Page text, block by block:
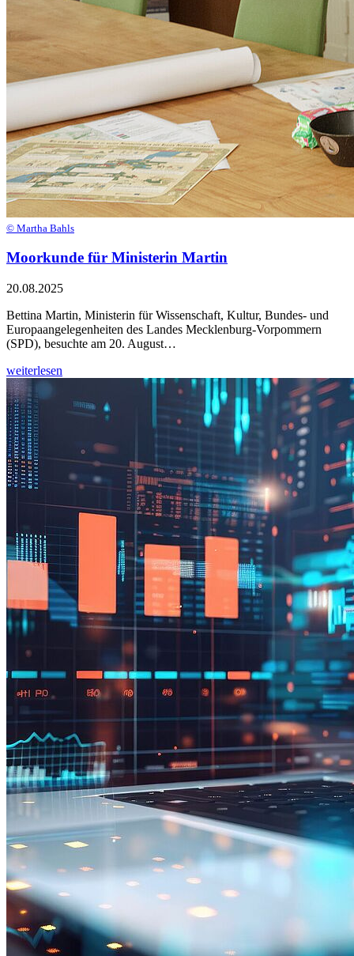
© Martha Bahls
Moorkunde für Ministerin Martin
20.08.2025
Bettina Martin, Ministerin für Wissenschaft, Kultur, Bundes- und
Europaangelegenheiten des Landes Mecklenburg-Vorpommern
(SPD), besuchte am 20. August…
weiterlesen